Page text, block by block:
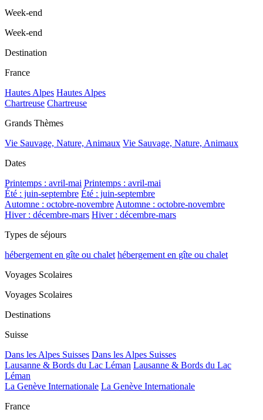
Week-end
Week-end
Destination
France
Hautes Alpes Hautes Alpes
Chartreuse Chartreuse
Grands Thèmes
Vie Sauvage, Nature, Animaux Vie Sauvage, Nature, Animaux
Dates
Printemps : avril-mai Printemps : avril-mai
Été : juin-septembre Été : juin-septembre
Automne : octobre-novembre Automne : octobre-novembre
Hiver : décembre-mars Hiver : décembre-mars
Types de séjours
hébergement en gîte ou chalet hébergement en gîte ou chalet
Voyages Scolaires
Voyages Scolaires
Destinations
Suisse
Dans les Alpes Suisses Dans les Alpes Suisses
Lausanne & Bords du Lac Léman Lausanne & Bords du Lac
Léman
La Genève Internationale La Genève Internationale
France